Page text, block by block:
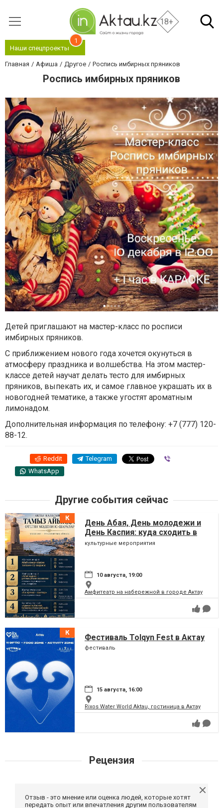
18+
Наши спецпроекты
1
Главная Афиша Другое Роспись имбирных пряников
Роспись имбирных пряников
Детей приглашают на мастер-класс по росписи
имбирных пряников.
С приближением нового года хочется окунуться в
атмосферу праздника и волшебства. На этом мастер-
классе детей научат делать тесто для имбирных
пряников, выпекать их, и самое главное украшать их в
новогодней тематике, а также угостят ароматным
лимонадом.
Дополнительная информация по телефону: +7 (777) 120-
88-12.
Reddit Telegram
WhatsApp
Другие события сейчас
День Абая, День молодежи и
День Каспия: куда сходить в
Актау в августе
культурные мероприятия
10 августа, 19:00
Амфитеатр на набережной в городе Актау
Фестиваль Tolqyn Fest в Актау
фестиваль
15 августа, 16:00
Rixos Water World Aktau, гостиница в Актау
Рецензия
Отзыв - это мнение или оценка людей, которые хотят
передать опыт или впечатления другим пользователям